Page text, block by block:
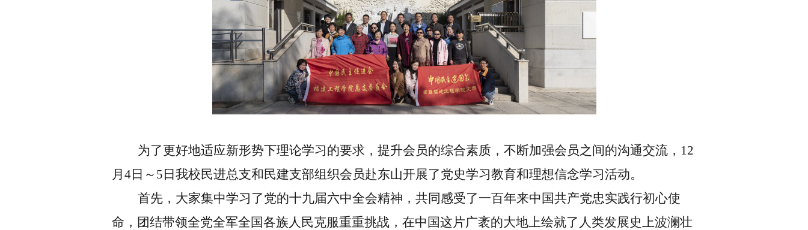
为了更好地适应新形势下理论学习的要求，提升会员的综合素质，不断加强会员之间的沟通交流， 12
月 4日 ～ 5 日我校民进总支和民建支部组织会员赴东山开展了党史学习教育和理想信念学习活动。
首先，大家集中学习了党的十九届六中全会精神，共同感受了一百年来中国共产党忠实践行初心使
命，团结带领全党全军全国各族人民克服重重挑战，在中国这片广袤的大地上绘就了人类发展史上波澜壮